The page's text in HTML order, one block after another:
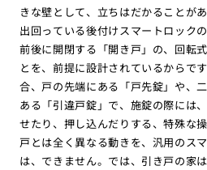
きな壁として、立ちはだかることが
出回っている後付けスマートロック
前後に開閉する「開き戸」の、回転
とを、前提に設計されているからで
合、戸の先端にある「戸先錠」や、
ある「引違戸錠」で、施錠の際には
せたり、押し込んだりする、特殊な
戸とは全く異なる動きを、汎用のス
は、できません。では、引き戸の家